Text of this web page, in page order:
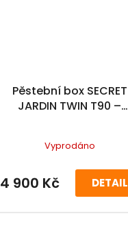
Pěstební box SECRET
JARDIN TWIN T90 –
Vyprodáno
DETAIL
4 900 Kč